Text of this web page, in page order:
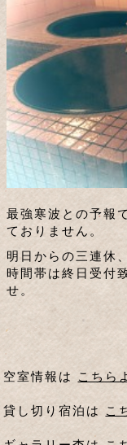
最強寒波との予報
ておりません。
明日からの三連休
時間帯は終日受付
せ。
空室情報は こちら
貸し切り宿泊は こ